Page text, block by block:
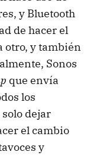
y Bluetooth
de hacer el
otro, y también
Sonos
que envía
los
dejar
el cambio
y